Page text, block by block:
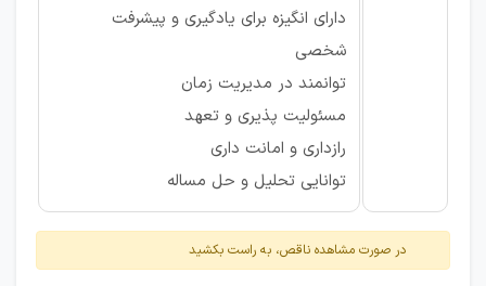
دارای انگیزه برای یادگیری و پیشرفت
شخصی
توانمند در مدیریت زمان
مسئولیت ­پذیری و تعهد
رازداری و امانت داری
توانایی تحلیل و حل مساله
در صورت مشاهده ناقص، به راست بکشید